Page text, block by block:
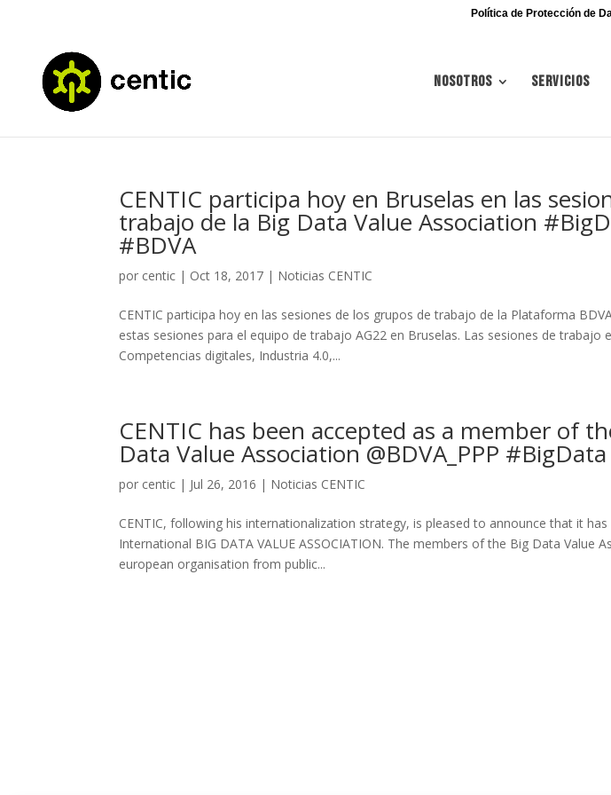
Política de Protección de
Nosotros Servicios
CENTIC participa hoy en Bruselas en las
trabajo de la Big Data Value Association
#BDVA
por centic | Oct 18, 2017 | Noticias CENTIC
CENTIC participa hoy en las sesiones de los grupos de trabajo de la Plataforma
estas sesiones para el equipo de trabajo AG22 en Bruselas. Las sesiones de trabajo
Competencias digitales, Industria 4.0,...
CENTIC has been accepted as a member of
Data Value Association @BDVA_PPP #BigData
por centic | Jul 26, 2016 | Noticias CENTIC
CENTIC, following his internationalization strategy, is pleased to announce that it
International BIG DATA VALUE ASSOCIATION. The members of the Big Data Value
european organisation from public...